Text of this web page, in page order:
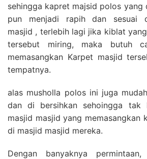
sehingga kapret majsid polos yang
pun menjadi rapih dan sesuai
masjid , terlebih lagi jika kiblat
tersebut miring, maka butuh
memasangkan Karpet masjid
tempatnya.
alas musholla polos ini juga
dan di bersihkan sehoingga tak
masjid masjid yang memasangkan
di masjid masjid mereka.
Dengan banyaknya